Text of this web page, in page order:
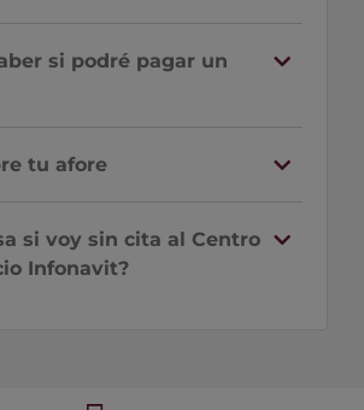
si podré pagar un
tu afore
si voy sin cita al Centro
Infonavit?